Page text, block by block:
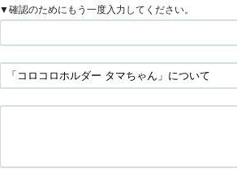
▼確認のためにもう一度入力してください。